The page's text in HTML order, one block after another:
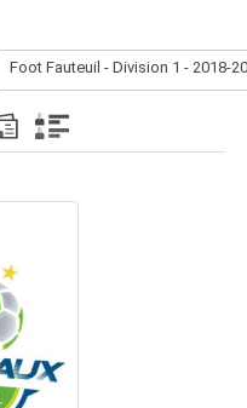
Foot Fauteuil - Division 1 - 2018-